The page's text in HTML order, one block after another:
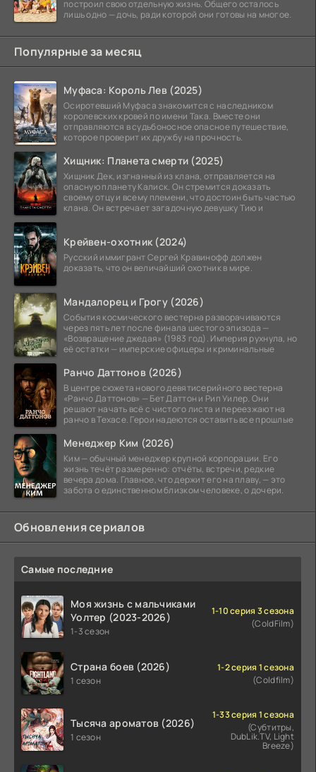
построил свою отдельную жизнь. Общего осталось
лишь одно — дочь, ради которой они готовы на многое.
Популярные за месяц
Муфаса: Король Лев (2025)
Осиротевший Муфаса знакомится с наследником
королевских кровей по имени Така. Вместе они
отправляются в судьбоносное опасное путешествие,
которое проверит их дружбу на прочность.
Хищник: Планета смерти (2025)
Хищник Дек, изгнанный из клана, отправляется на
опасную планету Калиск. Он стремится доказать
своему отцу и всему племени, что достоин быть частью
клана. Он встречает загадочную девушку Тию и
Крейвен-охотник (2024)
Русский иммигрант Сергей Кравинофф должен
доказать, что он величайший охотник в мире.
Мандалорец и Грогу (2026)
События космического вестерна разворачиваются
через пять лет после финала шестого эпизода —
«Возвращение джедая» (1983 год). Империя рухнула, но
её остатки — имперские офицеры и криминальные
Ранчо Даттонов (2026)
В центре сюжета нового девятисерийного вестерна
«Ранчо Даттонов» — Бет Даттон и Рип Уилер. Они
решают начать всё с чистого листа и переезжают на
ранчо в Техасе. Герои надеются оставить все прошлые
Менеджер Ким (2026)
Ким — обычный менеджер крупной корпорации. Его
жизнь течёт размеренно: отчёты, встречи, редкие
вечера дома. Главное, что держит его на плаву, — это
забота о единственном близком человеке, о дочери.
Обновления сериалов
Самые последние
Моя жизнь с мальчиками
Уолтер (2023-2026)
1-3 сезон
1-10 серия 3 сезона
(ColdFilm)
Страна боев (2026)
1 сезон
1-2 серия 1 сезона
(Coldfilm)
Тысяча ароматов (2026)
1 сезон
1-33 серия 1 сезона
(Субтитры,
DubLik.TV, Light
Breeze)